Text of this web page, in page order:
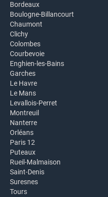
Bordeaux
Boulogne-Billancourt
Chaumont
Clichy
Colombes
Courbevoie
Enghien-les-Bains
Garches
Le Havre
Le Mans
Levallois-Perret
Montreuil
Nanterre
Orléans
Paris 12
Puteaux
Rueil-Malmaison
Saint-Denis
Suresnes
Tours